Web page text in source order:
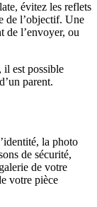
évitez les reflets
de l’objectif. Une
de l’envoyer, ou
il est possible
parent.
la photo
de sécurité,
de votre
votre pièce